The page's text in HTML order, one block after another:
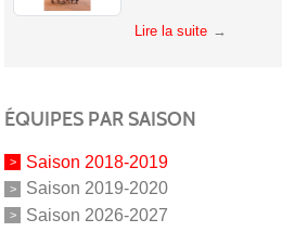
Lire la suite
ÉQUIPES PAR SAISON
Saison 2018-2019
Saison 2019-2020
Saison 2026-2027